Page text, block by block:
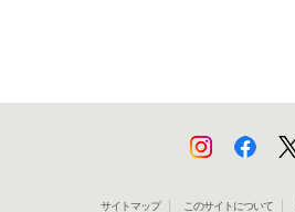
サイトマップ このサイトについて